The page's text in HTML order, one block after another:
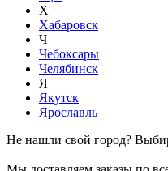
Х
Хабаровск
Ч
Чебоксары
Челябинск
Я
Якутск
Ярославль
Не нашли свой город?